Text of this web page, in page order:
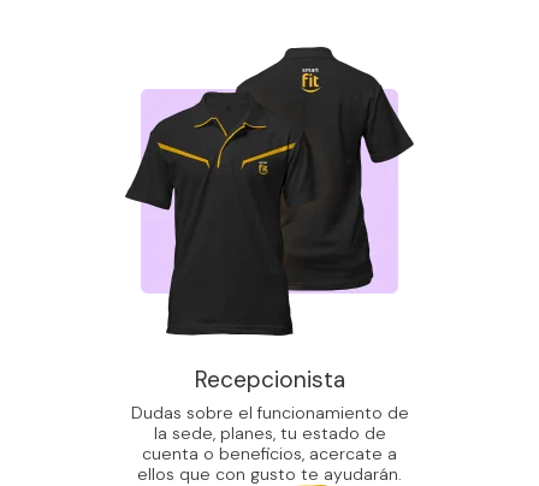
Recepcionista
Dudas sobre el funcionamiento de
la sede, planes, tu estado de
cuenta o beneficios, acercate a
ellos que con gusto te ayudarán.